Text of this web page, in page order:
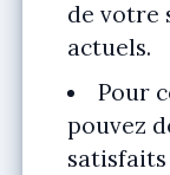
de votre
actuels.
Pour
pouvez